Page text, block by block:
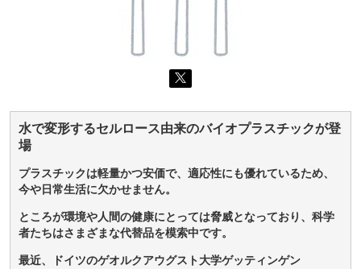
水で変形するセルロース由来のバイオプラスチックが登
場
プラスチックは軽量かつ安価で、適応性にも優れているため、
今や日常生活に欠かせません。
ところが環境や人間の健康にとっては脅威となっており、科学
者たちはさまざまな代替品を模索中です。
最近、ドイツのゲオルクアウグスト大学ゲッティンゲン